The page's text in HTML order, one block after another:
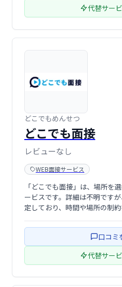
代替サー
どこでもめんせつ
どこでも面接
レビューなし
WEB面接サービス
「どこでも面接」は、場所を
ービスです。詳細は不明です
定しており、時間や場所の制
って利便性の高い、革新的な
口コミ
代替サー